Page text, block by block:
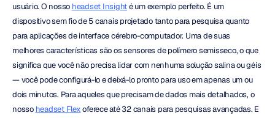
usuário. O nosso headset Insight é um exemplo perfeito. É um
dispositivo sem fio de 5 canais projetado tanto para pesquisa quanto
para aplicações de interface cérebro-computador. Uma de suas
melhores características são os sensores de polímero semisseco, o que
significa que você não precisa lidar com nenhuma solução salina ou géis
— você pode configurá-lo e deixá-lo pronto para uso em apenas um ou
dois minutos. Para aqueles que precisam de dados mais detalhados, o
nosso headset Flex oferece até 32 canais para pesquisas avançadas. E